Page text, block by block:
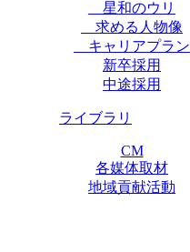
星和のウリ
求める人物像
キャリアプラン
新卒採用
中途採用
ライブラリ
CM
各媒体取材
地域貢献活動